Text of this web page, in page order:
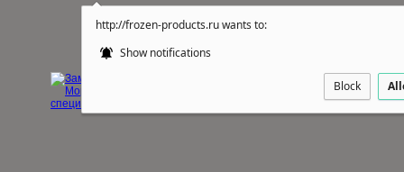
http://frozen-products.ru wants to:
Show notifications
Block